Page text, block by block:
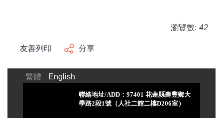
瀏覽數: 42
友善列印 分享
繁體 English
聯絡地址/ADD：97401 花蓮縣壽豐鄉大
學路2段1號（人社二館二樓D206室）